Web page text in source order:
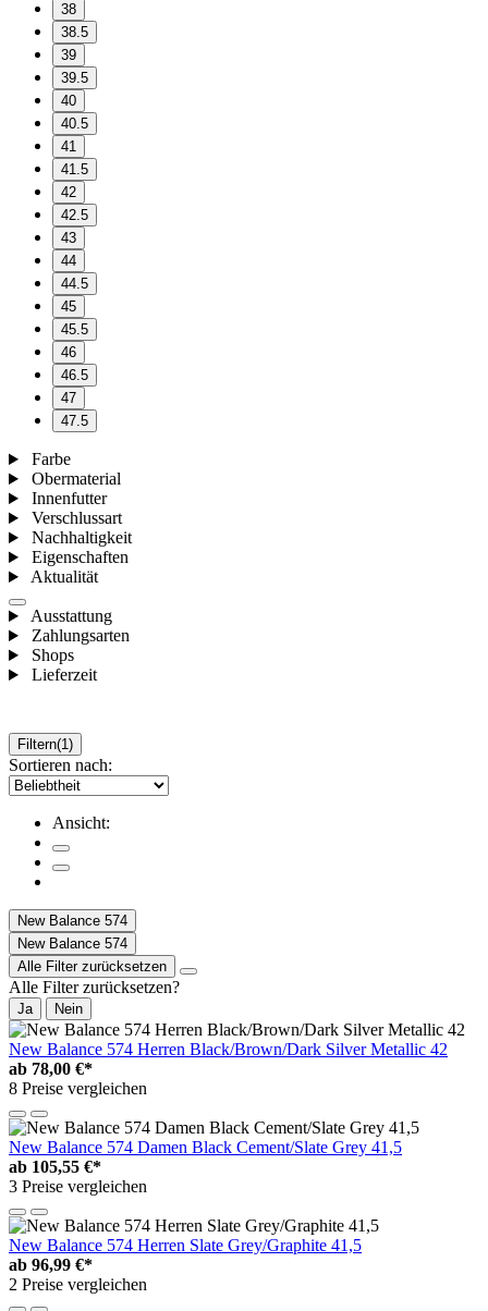
38
38.5
39
39.5
40
40.5
41
41.5
42
42.5
43
44
44.5
45
45.5
46
46.5
47
47.5
Farbe
Obermaterial
Innenfutter
Verschlussart
Nachhaltigkeit
Eigenschaften
Aktualität
Ausstattung
Zahlungsarten
Shops
Lieferzeit
Filtern(1)
Sortieren nach:
Ansicht:
New Balance 574
New Balance 574
Alle Filter zurücksetzen
Alle Filter zurücksetzen?
Ja Nein
New Balance 574 Herren Black/Brown/Dark Silver Metallic 42
ab 78,00 €*
8 Preise vergleichen
New Balance 574 Damen Black Cement/Slate Grey 41,5
ab 105,55 €*
3 Preise vergleichen
New Balance 574 Herren Slate Grey/Graphite 41,5
ab 96,99 €*
2 Preise vergleichen